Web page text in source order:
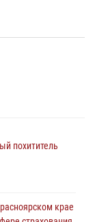
похититель
крае